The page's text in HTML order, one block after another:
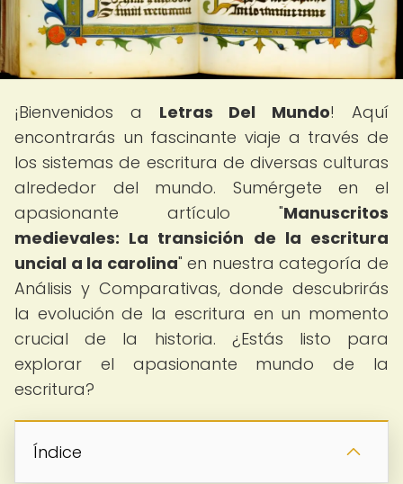
¡Bienvenidos a Letras Del Mundo! Aquí
encontrarás un fascinante viaje a través de
los sistemas de escritura de diversas culturas
alrededor del mundo. Sumérgete en el
apasionante artículo "Manuscritos
medievales: La transición de la escritura
uncial a la carolina" en nuestra categoría de
Análisis y Comparativas, donde descubrirás
la evolución de la escritura en un momento
crucial de la historia. ¿Estás listo para
explorar el apasionante mundo de la
escritura?
Índice